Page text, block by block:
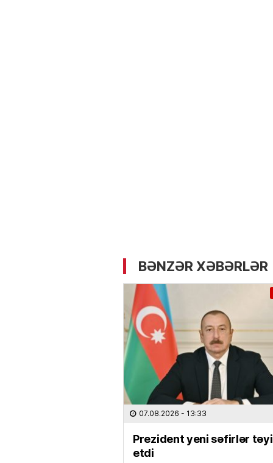
BƏNZƏR XƏBƏRLƏR
07.08.2026 - 13:33
Prezident yeni səfirlər
etdi